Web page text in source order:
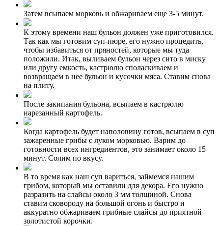
Затем всыпаем морковь и обжариваем еще 3-5 минут.
К этому времени наш бульон должен уже приготовился.
Так как мы готовим суп-пюре, его нужно процедить,
чтобы избавиться от пряностей, которые мы туда
положили. Итак, выливаем бульон через сито в миску
или другу емкость, кастрюлю споласкиваем и
возвращаем в нее бульон и кусочки мяса. Ставим снова
на плиту.
После закипания бульона, всыпаем в кастрюлю
нарезанный картофель.
Когда картофель будет наполовину готов, всыпаем в суп
зажаренные грибы с луком морковью. Варим до
готовности всех ингредиентов, это занимает около 15
минут. Солим по вкусу.
В то время как наш суп вариться, займемся нашим
грибом, который мы оставили для декора. Его нужно
разразить на слайсы около 3 мм толщиной. Снова
ставим сковороду на большой огонь и быстро и
аккуратно обжариваем грибные слайсы до приятной
золотистой корочки.